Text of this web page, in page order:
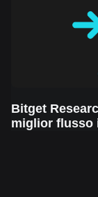
Bitget
miglior flusso
termine, ma